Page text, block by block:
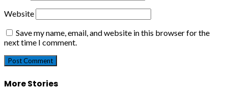
Website
Save my name, email, and website in this browser for the
next time I comment.
More Stories